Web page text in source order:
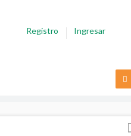
Registro Ingresar